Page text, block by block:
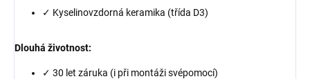
✓ Kyselinovzdorná keramika (třída D3)
Dlouhá životnost:
✓ 30 let záruka (i při montáži svépomocí)